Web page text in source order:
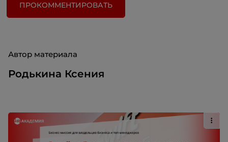
Автор материала
Родькина Ксения
ПРОКОММЕНТИРОВАТЬ